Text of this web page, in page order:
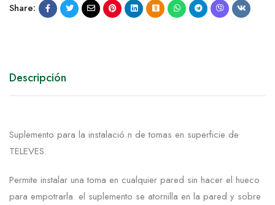
Share:
Descripción
Suplemento para la instalació n de tomas en superficie de
TELEVES.
Permite instalar una toma en cualquier pared sin hacer el hueco
para empotrarla. el suplemento se atornilla en la pared y sobre